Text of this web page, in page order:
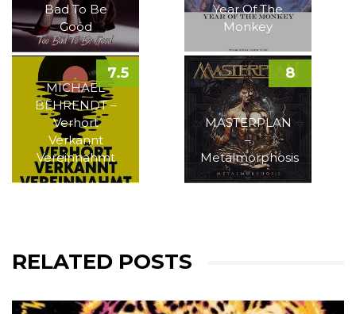
Bad To Be
Good
Year Of The
Monkey
MICHAEL
BEHRENDT –
Verhört
Verkannt
Vereinnahmt
7.5
MASTERPLAN
–
Metalmorphosis
8
RELATED POSTS